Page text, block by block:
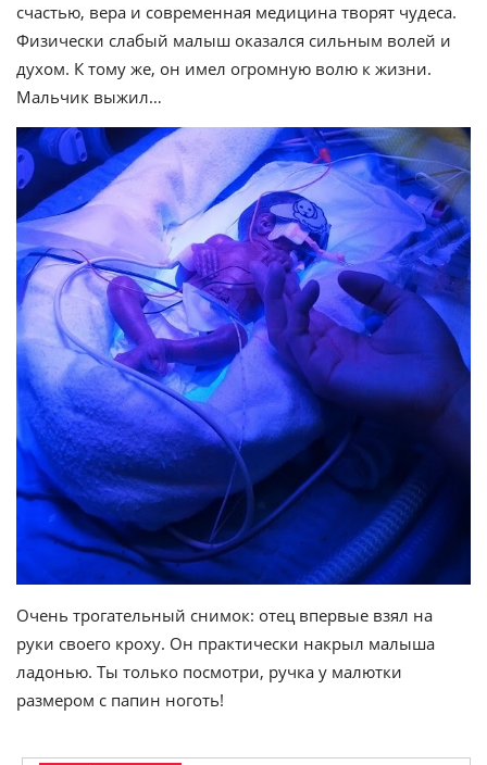
счастью, вера и современная медицина творят чудеса.
Физически слабый малыш оказался сильным волей и
духом. К тому же, он имел огромную волю к жизни.
Мальчик выжил…
Очень трогательный снимок: отец впервые взял на
руки своего кроху. Он практически накрыл малыша
ладонью. Ты только посмотри, ручка у малютки
размером с папин ноготь!